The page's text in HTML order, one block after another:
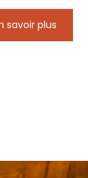
savoir plus